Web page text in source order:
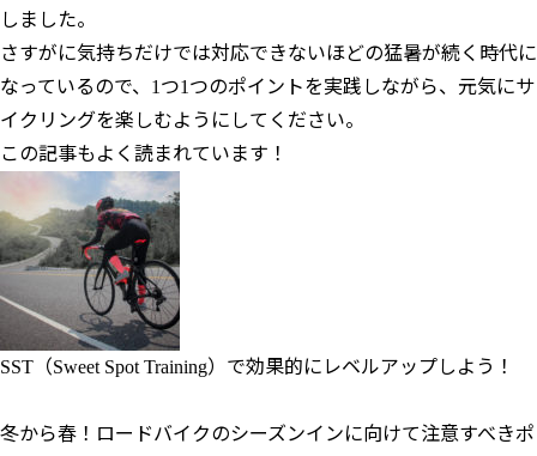
しました。
さすがに気持ちだけでは対応できないほどの猛暑が続く時代に
なっているので、1つ1つのポイントを実践しながら、元気にサ
イクリングを楽しむようにしてください。
この記事もよく読まれています！
SST（Sweet Spot Training）で効果的にレベルアップしよう！
冬から春！ロードバイクのシーズンインに向けて注意すべきポ